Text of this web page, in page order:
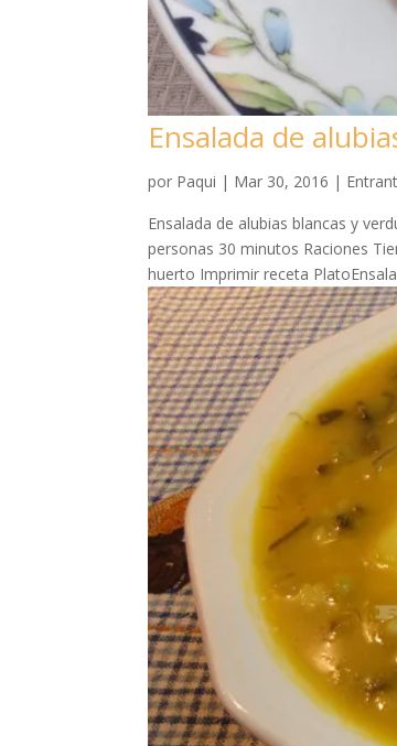
Ensalada de
por Paqui | Mar 30, 2016 |
Ensalada de alubias blancas y
personas 30 minutos Raciones
huerto Imprimir receta